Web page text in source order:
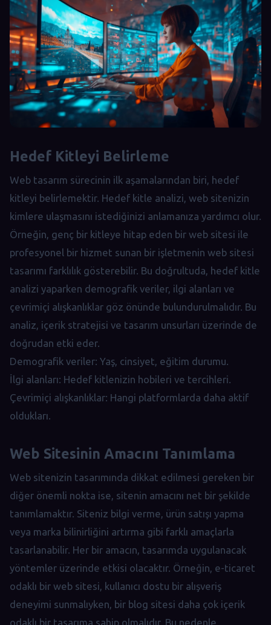
Hedef Kitleyi Belirleme
Web tasarım sürecinin ilk aşamalarından biri, hedef
kitleyi belirlemektir. Hedef kitle analizi, web sitenizin
kimlere ulaşmasını istediğinizi anlamanıza yardımcı olur.
Örneğin, genç bir kitleye hitap eden bir web sitesi ile
profesyonel bir hizmet sunan bir işletmenin web sitesi
tasarımı farklılık gösterebilir. Bu doğrultuda, hedef kitle
analizi yaparken demografik veriler, ilgi alanları ve
çevrimiçi alışkanlıklar göz önünde bulundurulmalıdır. Bu
analiz, içerik stratejisi ve tasarım unsurları üzerinde de
doğrudan etki eder.
Demografik veriler: Yaş, cinsiyet, eğitim durumu.
İlgi alanları: Hedef kitlenizin hobileri ve tercihleri.
Çevrimiçi alışkanlıklar: Hangi platformlarda daha aktif
oldukları.
Web Sitesinin Amacını Tanımlama
Web sitenizin tasarımında dikkat edilmesi gereken bir
diğer önemli nokta ise, sitenin amacını net bir şekilde
tanımlamaktır. Siteniz bilgi verme, ürün satışı yapma
veya marka bilinirliğini artırma gibi farklı amaçlarla
tasarlanabilir. Her bir amacın, tasarımda uygulanacak
yöntemler üzerinde etkisi olacaktır. Örneğin, e-ticaret
odaklı bir web sitesi, kullanıcı dostu bir alışveriş
deneyimi sunmalıyken, bir blog sitesi daha çok içerik
odaklı bir tasarıma sahip olmalıdır. Bu nedenle,